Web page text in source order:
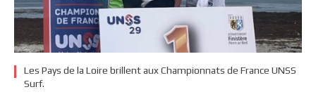
Les Pays de la Loire brillent aux Championnats de France UNSS
Surf.